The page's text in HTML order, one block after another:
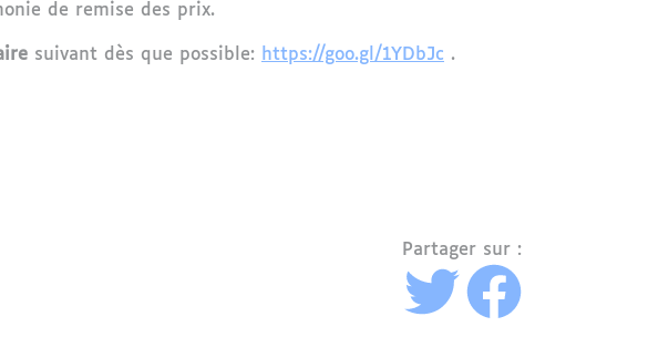
de remise des prix.
suivant dès que possible: https://goo.gl/1YDbJc .
Partager sur :